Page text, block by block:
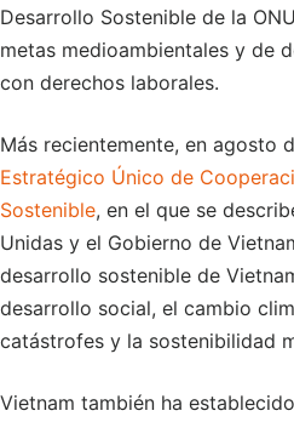
Desarrollo Sostenible de la
metas medioambientales y de
con derechos laborales.
Más recientemente, en agosto
Estratégico Único de
Sostenible, en el que se
Unidas y el Gobierno de
desarrollo sostenible de
desarrollo social, el cambio
catástrofes y la sostenibilidad
Vietnam también ha